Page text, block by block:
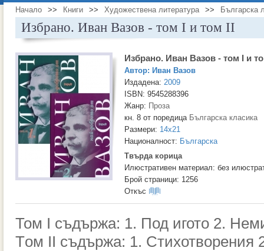
Начало >> Книги >> Художествена литература >> Българска
Избрано. Иван Вазов - том I и том II
Избрано. Иван Вазов - том I и
Автор: Иван Вазов
Издадена: 2009
ISBN: 9545288396
Жанр: Проза
кн. 8 от поредица Българска класика
Размери: 14x21
Националност: Българска
Твърда корица
Илюстративен материал: без
Брой страници: 1256
Откъс
Том I съдържа: 1. Под игото 2.
Tом II съдържа: 1. Стихотворения